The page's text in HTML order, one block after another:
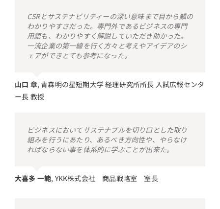
CSRとサステナビリティーの深い意味まで目から鱗の
わかりやすさだった。専門外であるビジネスの専門
用語も、わかりやすく解説していただき助かった。
一流企業の第一線を行く方々と考えやアイデアのシ
ェアができとても参考になった。
山口 章, 青森明の星短期大学 経理研究所所長 入試広報センタ
ー長 教授
ビジネスにおいてサステナブルを切り口とした取り
組みを行うにあたり、あるべき方向性や、やらなけ
ればならない事を体系的に学ぶことが出来た。
大喜多 一範, YKK株式会社 商品戦略室 室長